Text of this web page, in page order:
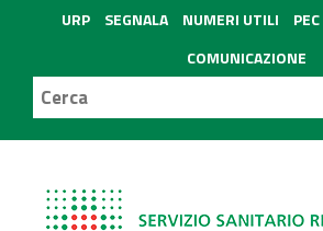
URP SEGNALA NUMERI UTILI PEC
COMUNICAZIONE